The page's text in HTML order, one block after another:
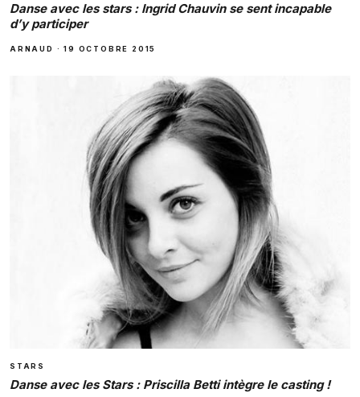
Danse avec les stars : Ingrid Chauvin se sent incapable
d’y participer
ARNAUD ·19 OCTOBRE 2015
STARS
Danse avec les Stars : Priscilla Betti intègre le casting !